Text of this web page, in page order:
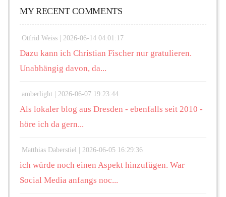
MY RECENT COMMENTS
Otfrid Weiss | 2026-06-14 04:01:17
Dazu kann ich Christian Fischer nur gratulieren.
Unabhängig davon, da...
amberlight | 2026-06-07 19:23:44
Als lokaler blog aus Dresden - ebenfalls seit 2010 -
höre ich da gern...
Matthias Daberstiel | 2026-06-05 16:29:36
ich würde noch einen Aspekt hinzufügen. War
Social Media anfangs noc...